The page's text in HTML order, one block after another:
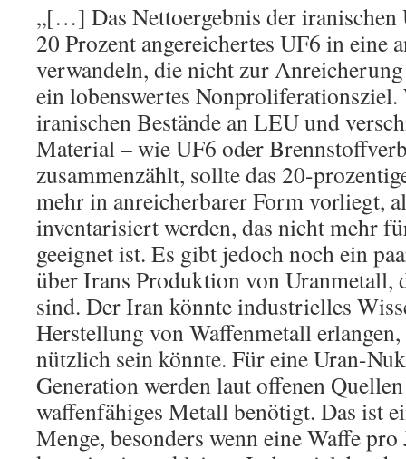
„[…] Das Nettoergebnis der
20 Prozent angereichertes UF6 in eine
verwandeln, die nicht zur
ein lobenswertes
iranischen Bestände an LEU und
Material – wie UF6 oder
zusammenzählt, sollte das 20-
mehr in anreicherbarer Form vorliegt,
inventarisiert werden, das nicht mehr
geeignet ist. Es gibt jedoch noch ein
über Irans Produktion von Uranmetall,
sind. Der Iran könnte industrielles
Herstellung von Waffenmetall
nützlich sein könnte. Für eine Uran-
Generation werden laut offenen
waffenfähiges Metall benötigt. Das ist
Menge, besonders wenn eine Waffe